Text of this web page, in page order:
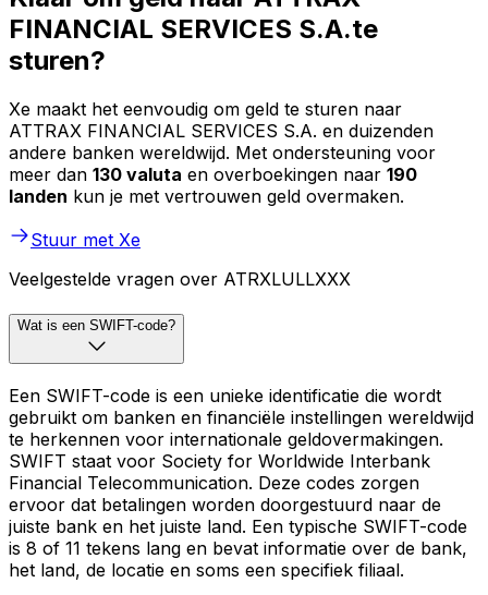
FINANCIAL SERVICES S.A.te
sturen?
Xe maakt het eenvoudig om geld te sturen naar
ATTRAX FINANCIAL SERVICES S.A. en duizenden
andere banken wereldwijd. Met ondersteuning voor
meer dan 130 valuta en overboekingen naar 190
landen kun je met vertrouwen geld overmaken.
Stuur met Xe
Veelgestelde vragen over ATRXLULLXXX
Wat is een SWIFT-code?
Een SWIFT-code is een unieke identificatie die wordt
gebruikt om banken en financiële instellingen wereldwijd
te herkennen voor internationale geldovermakingen.
SWIFT staat voor Society for Worldwide Interbank
Financial Telecommunication. Deze codes zorgen
ervoor dat betalingen worden doorgestuurd naar de
juiste bank en het juiste land. Een typische SWIFT-code
is 8 of 11 tekens lang en bevat informatie over de bank,
het land, de locatie en soms een specifiek filiaal.